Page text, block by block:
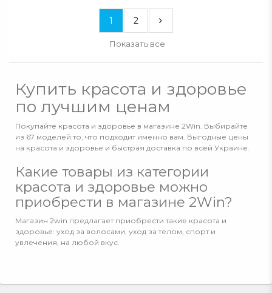
Показать все
1 2
Купить красота и здоровье
по лучшим ценам
Покупайте красота и здоровье в магазине 2Win. Выбирайте
из 67 моделей то, что подходит именно вам. Выгодные цены
на красота и здоровье и быстрая доставка по всей Украине.
Какие товары из категории
красота и здоровье можно
приобрести в магазине 2Win?
Магазин 2win предлагает приобрести такие красота и
здоровье: уход за волосами, уход за телом, спорт и
увлечения, на любой вкус.